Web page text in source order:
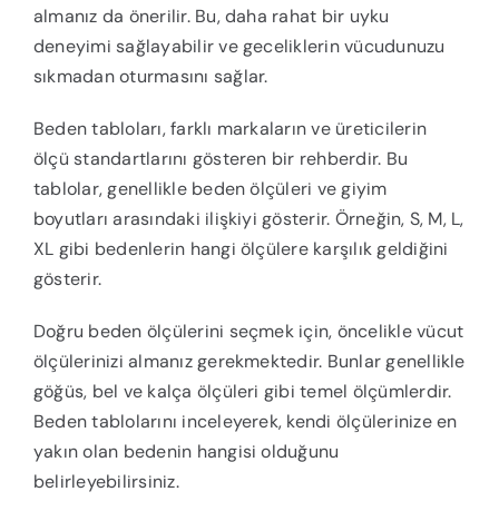
almanız da önerilir. Bu, daha rahat bir uyku
deneyimi sağlayabilir ve geceliklerin vücudunuzu
sıkmadan oturmasını sağlar.
Beden tabloları, farklı markaların ve üreticilerin
ölçü standartlarını gösteren bir rehberdir. Bu
tablolar, genellikle beden ölçüleri ve giyim
boyutları arasındaki ilişkiyi gösterir. Örneğin, S, M, L,
XL gibi bedenlerin hangi ölçülere karşılık geldiğini
gösterir.
Doğru beden ölçülerini seçmek için, öncelikle vücut
ölçülerinizi almanız gerekmektedir. Bunlar genellikle
göğüs, bel ve kalça ölçüleri gibi temel ölçümlerdir.
Beden tablolarını inceleyerek, kendi ölçülerinize en
yakın olan bedenin hangisi olduğunu
belirleyebilirsiniz.